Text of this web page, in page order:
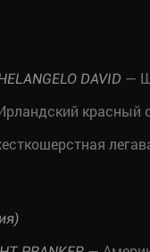
DAVID —
красный